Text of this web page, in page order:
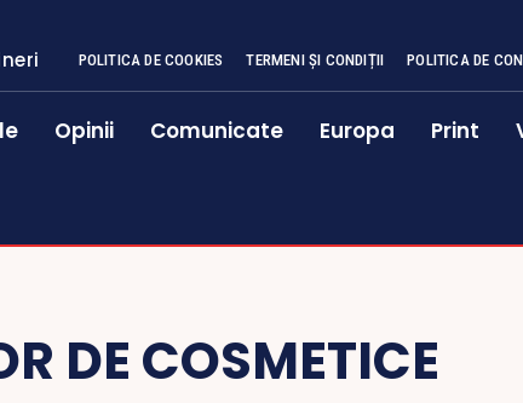
POLITICA DE COOKIES TERMENI ȘI CONDIȚII POLITICA DE
Opinii Comunicate Europa Print
DE COSMETICE